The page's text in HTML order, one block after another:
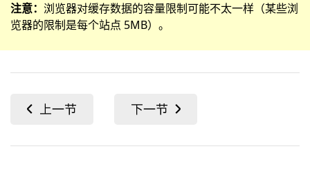
注意： 浏览器对缓存数据的容量限制可能不太一样（某些浏
览器的限制是每个站点 5MB）。